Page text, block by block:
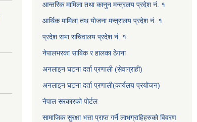
आन्तरिक मामिला तथा कानुन मन्त्रलय प्रदेश नं. १
आर्थिक मामिला तथ योजना मन्त्रालय प्रदेश नं. १
प्रदेश सभा सचिवालय प्रदेश नं. १
नेपालभरका साबिक र हालका ठेगना
अनलाइन घटना दर्ता प्रणाली (सेवाग्राही)
अनलाइन घटना दर्ता प्रणाली(कार्यलय प्रयोजन)
नेपाल सरकारको पोर्टल
सामाजिक सुरक्षा भत्ता प्राप्त गर्ने लाभग्राहिहरुको विवरण